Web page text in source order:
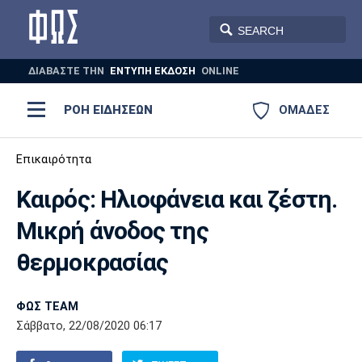
ΔΙΑΒΑΣΤΕ THN ΕΝΤΥΠΗ ΕΚΔΟΣΗ ONLINE
ΟΜΑΔΕΣ
ΡΟΗ ΕΙΔΗΣΕΩΝ
ΠΟΔΟΣΦΑΙΡΟ
ΒΟΛΕΪ ΣΠΟΡ
AUTO-MOTO PLUS
Ποδόσφαιρο
Super League 1
Super League 2
Γ Εθνική
Ελλάδα
Μπάσκετ
Ελλάδα
Εθνική
EuroLeague
Ολυμπιακοί Αγώνες
Βόλεϊ
Πόλο
Ολυμπιακός ΑΕΚ
Παναθηναϊκός Ατρόμητος
Επικαιρότητα
Καιρός: Ηλιοφάνεια και ζέστη.
Μικρή άνοδος της
θερμοκρασίας
ΦΩΣ TEAM
Σάββατο, 22/08/2020 06:17